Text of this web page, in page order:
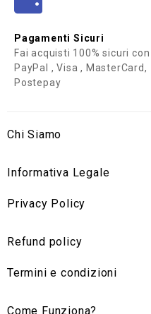
Pagamenti Sicuri
Fai acquisti 100% sicuri con
PayPal , Visa , MasterCard,
Postepay
Chi Siamo
Informativa Legale
Privacy Policy
Refund policy
Termini e condizioni
Come Funziona?